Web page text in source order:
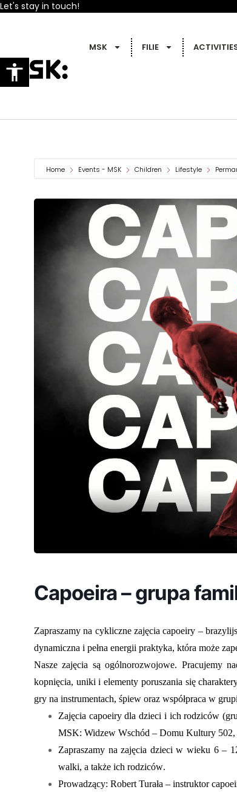
Let's stay in touch!
MSK FILIE
Home Events - MSK Children Lifestyle
Capoeira – grupa
Zapraszamy na cykliczne zajęcia capoeiry –
dynamiczna i pełna energii praktyka, która może
Nasze zajęcia są ogólnorozwojowe. Pracujemy
kopnięcia, uniki i elementy poruszania się
gry na instrumentach, śpiew oraz współpraca w
Zajęcia capoeirydla dzieci i ich rodziców
MSK: Widzew Wschód – Domu Kultury 502,
Zapraszamy na zajęcia dzieci w wieku 6 –
walki, a także ich rodziców.
Prowadzący: Robert Turała – instruktor